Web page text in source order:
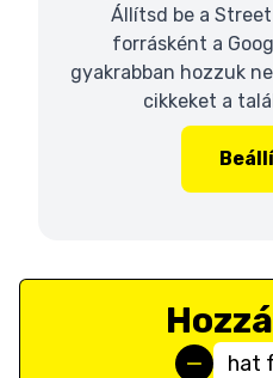
Állítsd be a
forrásként a
gyakrabban hozzuk
cikkeket a
hat